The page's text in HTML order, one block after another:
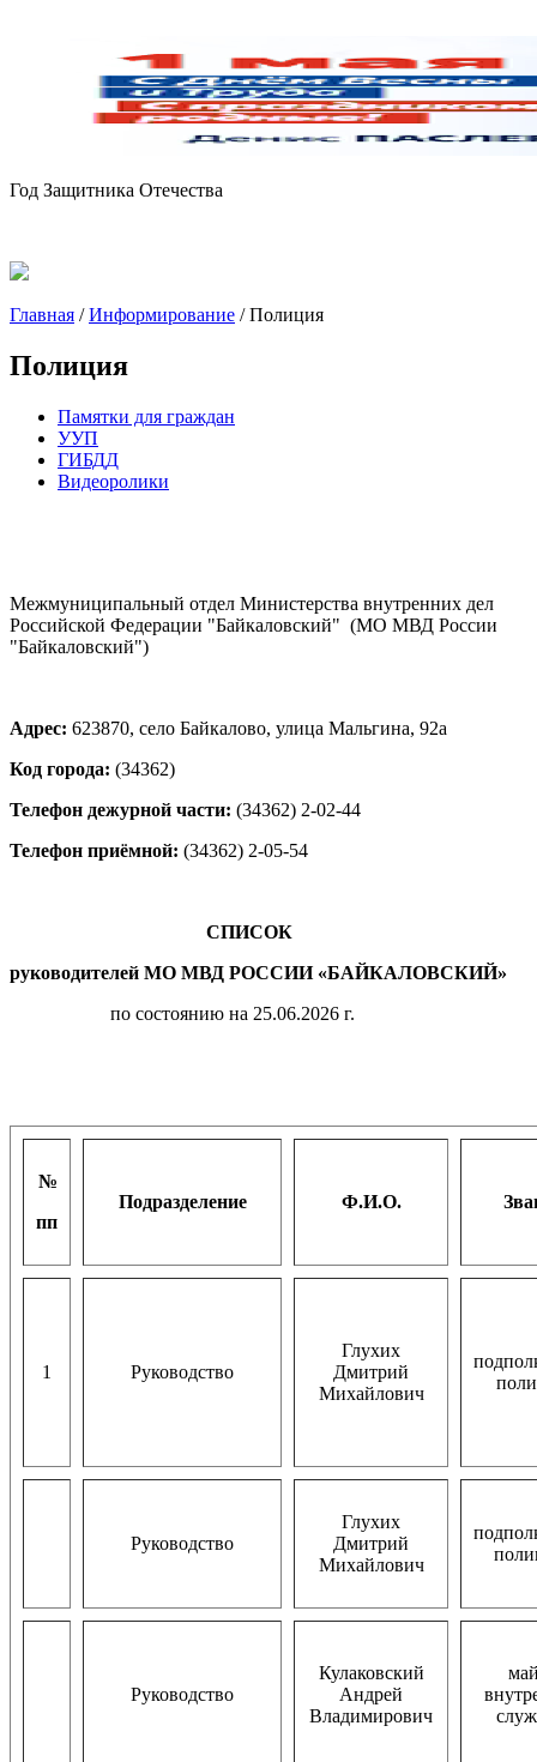
Год Защитника Отечества
Главная /Информирование /Полиция
Полиция
Памятки для граждан
УУП
ГИБДД
Видеоролики
Межмуниципальный отдел Министерства внутренних дел
Российской Федерации "Байкаловский" (МО МВД России
"Байкаловский")
Адрес: 623870, село Байкалово, улица Мальгина, 92а
Код города: (34362)
Телефон дежурной части: (34362) 2-02-44
Телефон приёмной: (34362) 2-05-54
СПИСОК
руководителей МО МВД РОССИИ «БАЙКАЛОВСКИЙ»
по состоянию на 25.06.2026 г.
№
пп
Подразделение Ф.И.О.
1 Руководство
Глухих
Дмитрий
Михайлович
Руководство
Глухих
Дмитрий
Михайлович
Руководство
Кулаковский
Андрей
Владимирович